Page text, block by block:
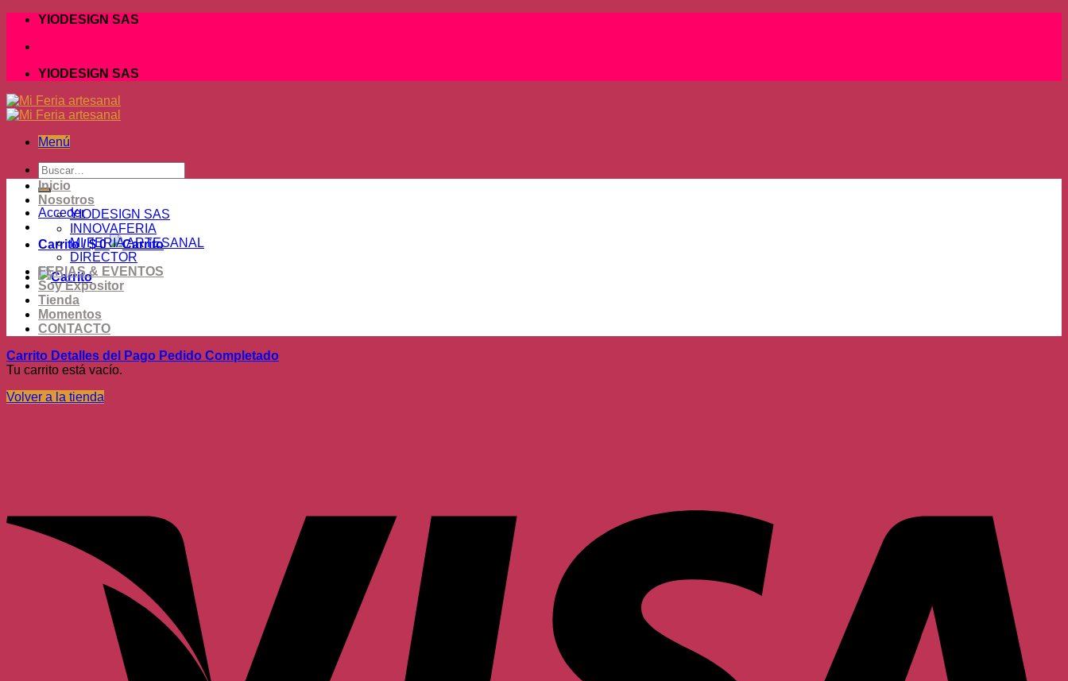
Skip
content
YIODESIGN SAS
YIODESIGN SAS
Menú
Buscar
por:
Acceder
Carrito /$0
Inicio
Nosotros
YIODESIGN SAS
INNOVAFERIA
MI FERIA ARTESANAL
DIRECTOR
FERIAS & EVENTOS
Soy Expositor
Tienda
Momentos
CONTACTO
Carrito Detalles del Pago Pedido Completado
Tu carrito está vacío.
Volver a la tienda